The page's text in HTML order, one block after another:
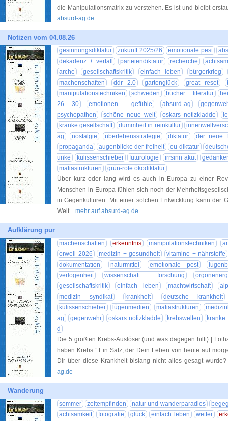
die Manipulationsmatrix zu verstehen. Es ist und bleibt
absurd-ag.de
Notizen vom 04.08.26
gesinnungsdiktatur zukunft 2025/26 emotionale pest
dekadenz + verfall
parteiendiktatur recherche
arche
gesellschaftskritik einfach leben
bürgerkrieg
machenschaften
ddr 2.0 gartenglück great reset
manipulationstechniken
schweden bücher + literatur
26 -30
emotionen - gefühle absurd-ag
psychopathen
schöne neue welt oskars notizkladde
kranke gesellschaft
dummheit in reinkultur
ag
nostalgie überlebensstrategie diktatur
der neue
propaganda
augenblicke der freiheit eu-diktatur
unke
kulissenschieber futurologie irrsinn akut
mafiastrukturen
grün-rote ökodiktatur
Über kurz oder lang wird es auch in Europa zu einer
Menschen in Europa fühlen sich noch der
in Gegenkulturen. Mit einer solchen Entwicklung kann der
Weit... mehr auf absurd-ag.de
Aufklärung pur
machenschaften erkenntnis manipulationstechniken
orwell 2026
medizin + gesundheit
vitamine + nährstoffe
dokumentation
naturmittel emotionale pest
verlogenheit
wissenschaft + forschung
gesellschaftskritik
einfach leben machtwirtschaft
medizin syndikat
krankheit
deutsche krankheit
kulissenschieber
lügenmedien mafiastrukturen
ag
gegenwehr oskars notizkladde krebswelten
kranke
d
Die 5 größten Krebs-Auslöser (und was dagegen hilft) |
haben Krebs.“ Ein Satz, der Dein Leben von heute auf
Dir über diese Krankheit bislang nicht alles gesagt
ag.de
Wanderung
sommer zeitempfinden natur und wanderparadies
achtsamkeit
fotografie glück einfach leben wetter